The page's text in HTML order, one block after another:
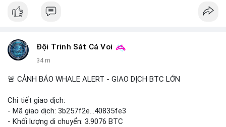
Đội Trinh Sát Cá Voi
34 m
🚨 CẢNH BÁO WHALE ALERT - GIAO DỊCH BTC LỚN
Chi tiết giao dịch:
- Mã giao dịch: 3b257f2e...40835fe3
- Khối lượng di chuyển: 3.9076 BTC